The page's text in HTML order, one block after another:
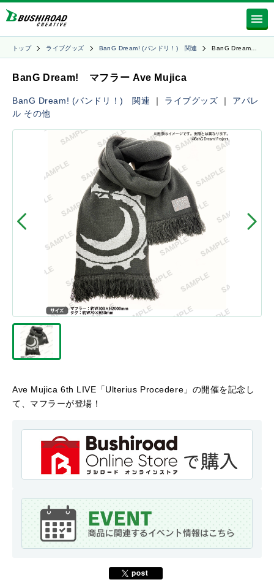
トップ ライブグッズ BanG Dream! (バンドリ！) 関連 BanG Dream…
BanG Dream! マフラー Ave Mujica
BanG Dream! (バンドリ！) 関連 ｜ ライブグッズ ｜ アパレ
ル その他
Ave Mujica 6th LIVE「Ulterius Procedere」の開催を記念し
て、マフラーが登場！